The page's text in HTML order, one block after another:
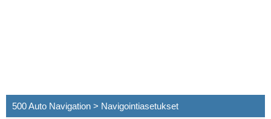
500 Auto Navigation > Navigointiasetukset